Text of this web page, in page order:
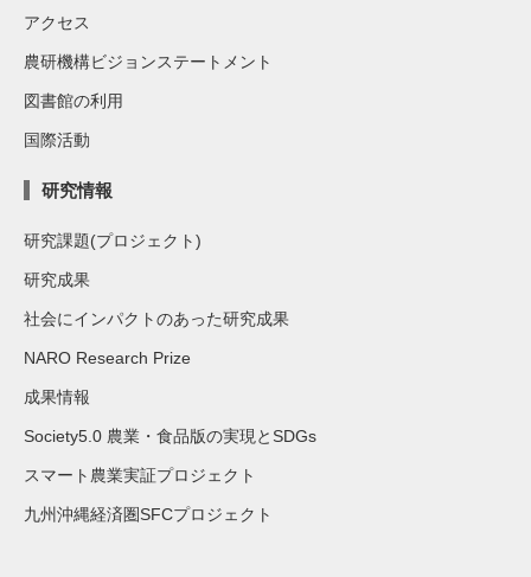
アクセス
農研機構ビジョンステートメント
図書館の利用
国際活動
研究情報
研究課題(プロジェクト)
研究成果
社会にインパクトのあった研究成果
NARO Research Prize
成果情報
Society5.0 農業・食品版の実現とSDGs
スマート農業実証プロジェクト
九州沖縄経済圏SFCプロジェクト